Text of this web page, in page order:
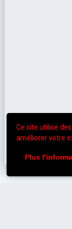
Ce site utilise
améliorer votre
Plus